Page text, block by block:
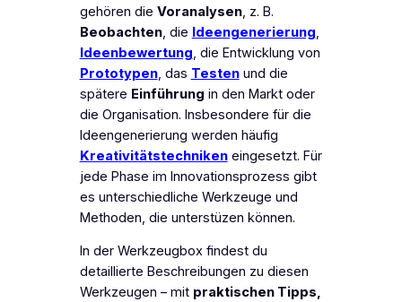
gehören die Voranalysen, z. B.
Beobachten, die Ideengenerierung,
Ideenbewertung, die Entwicklung von
Prototypen, das Testenund die
spätere Einführung in den Markt oder
die Organisation. Insbesondere für die
Ideengenerierung werden häufig
Kreativitätstechnikeneingesetzt. Für
jede Phase im Innovationsprozess gibt
es unterschiedliche Werkzeuge und
Methoden, die unterstüzen können.
In der Werkzeugboxfindest du
detaillierte Beschreibungen zu diesen
Werkzeugen – mit praktischen Tipps,